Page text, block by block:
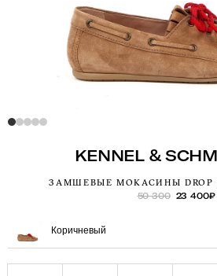
KENNEL &
ЗАМШЕВЫЕ МОКАСИНЫ DROP
50 300 23 400₽
Коричневый